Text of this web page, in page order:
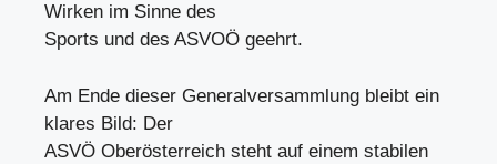
Wirken im Sinne des
Sports und des ASVOÖ geehrt.
Am Ende dieser Generalversammlung bleibt ein
klares Bild: Der
ASVÖ Oberösterreich steht auf einem stabilen